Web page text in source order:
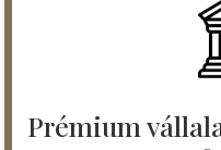
Prémium